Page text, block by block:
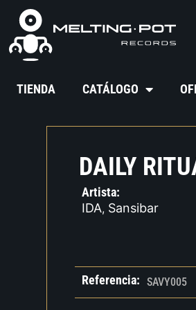
TIENDA CATÁLOGO
DAILY
Artista:
IDA, Sansibar
Referencia: SAVY005